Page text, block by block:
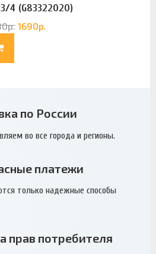
4 (G83322020)
р. 1690р.
по России
во все города и регионы.
платежи
только надежные способы
прав потребителя